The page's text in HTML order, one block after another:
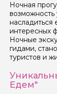
Ночная
насладиться
интересных
Ночные
гидами,
туристов и
Едем"
Задайте